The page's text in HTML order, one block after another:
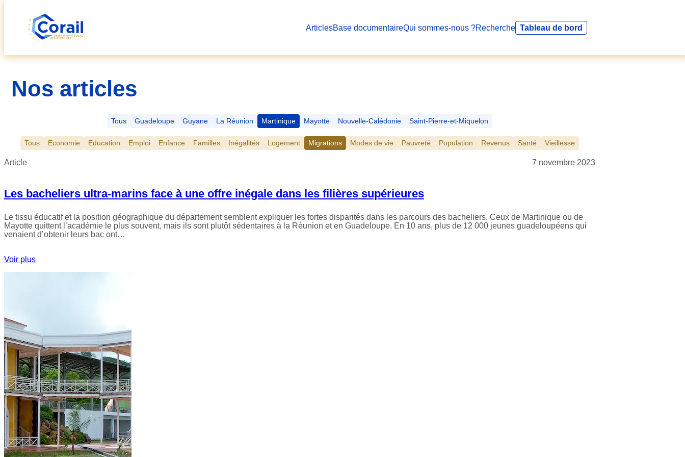
Aller
ArticlesBase documentaireQui sommes-nous ?Recherche Tableau de bord
Nos articles
Tous Guadeloupe Guyane La Réunion Martinique Mayotte Nouvelle-Calédonie Saint-Pierre-et-Miquelon
Tous Economie Education Emploi Enfance Familles Inégalités Logement Migrations Modes de vie Pauvreté Population Revenus Santé Vieillesse
Article 7 novembre 2023
Les bacheliers ultra-marins face à une offre inégale dans les filières supérieures
Le tissu éducatif et la position géographique du département semblent expliquer les fortes disparités dans les parcours des bacheliers. Ceux de Martinique ou de
Mayotte quittent l’académie le plus souvent, mais ils sont plutôt sédentaires à la Réunion et en Guadeloupe. En 10 ans, plus de 12 000 jeunes guadeloupéens qui
venaient d’obtenir leurs bac ont…
Voir plus